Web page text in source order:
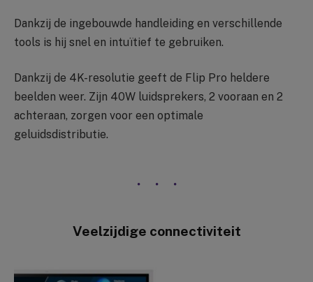
Dankzij de ingebouwde handleiding en verschillende
tools is hij snel en intuïtief te gebruiken.
Dankzij de 4K-resolutie geeft de Flip Pro heldere
beelden weer. Zijn 40W luidsprekers, 2 vooraan en 2
achteraan, zorgen voor een optimale
geluidsdistributie.
Veelzijdige connectiviteit